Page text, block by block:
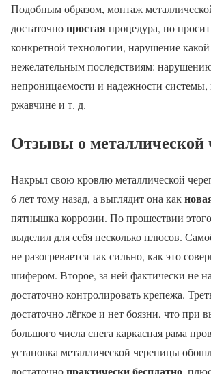
Подобным образом, монтаж
достаточнопростаяпроцедура, но
конкретной технологии, нарушение
нежелательным последствиям:
непроницаемости и надежности
ржавчине и т. д.
Отзывы о металлической
Накрыл свою кровлю металлической
6 лет тому назад, а выглядит она как
пятнышка коррозии. По прошествии
выделил для себя несколько плюсов.
не разогревается так сильно, как это
шифером. Второе, за ней фактически не
достаточно контролировать крепежа.
достаточно лёгкое и нет боязни, что при
большого числа снега каркасная рама
установка металлической черепицы